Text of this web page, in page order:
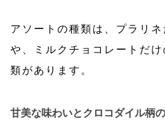
アソートの種類は、プラリ
や、ミルクチョコレートだ
類があります。
甘美な味わいとクロコダイル柄